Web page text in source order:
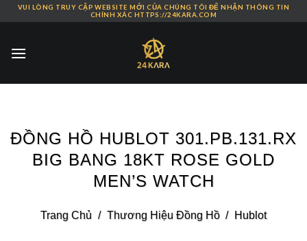
Skip
content
VUI LÒNG TRUY CẬP WEBSITE MỚI CỦA CHÚNG TÔI ĐỂ NHẬN THÔNG TIN
CHÍNH XÁC HTTPS://24KARA.COM
ĐỒNG HỒ HUBLOT 301.PB.131.RX
BIG BANG 18KT ROSE GOLD
MEN’S WATCH
Trang Chủ / Thương Hiệu Đồng Hồ / Hublot